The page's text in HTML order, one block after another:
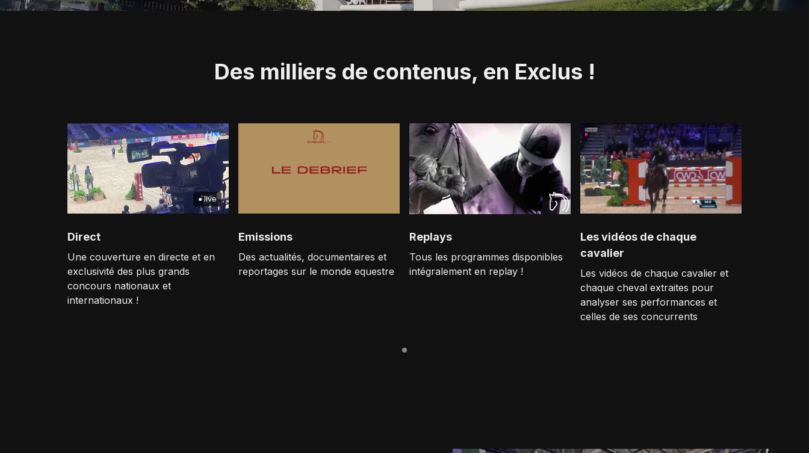
Des milliers de contenus, en Exclus !
● live
Direct
Une couverture en directe et en
exclusivité des plus grands
concours nationaux et
internationaux !
Emissions
Des actualités, documentaires et
reportages sur le monde equestre
Replays
Tous les programmes disponibles
intégralement en replay !
Les vidéos de chaque
cavalier
Les vidéos de chaque cavalier et
chaque cheval extraites pour
analyser ses performances et
celles de ses concurrents